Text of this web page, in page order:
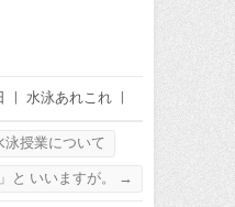
| 水泳あれこれ |
授業について
と いいますが。
→